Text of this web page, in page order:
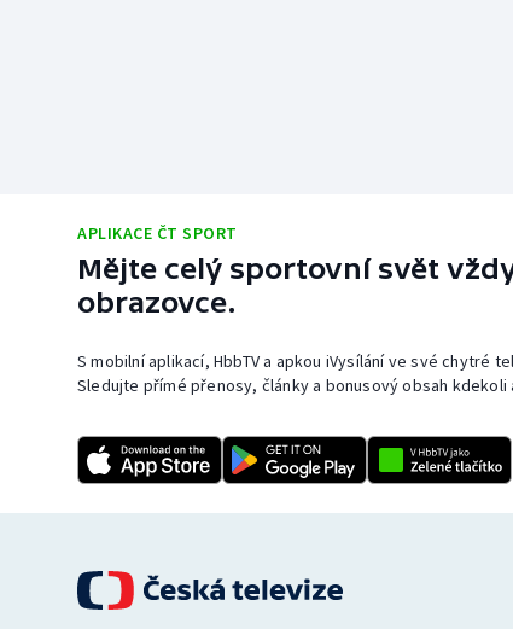
APLIKACE ČT SPORT
Mějte celý sportovní svět
obrazovce.
S mobilní aplikací, HbbTV a apkou iVysílání ve své chytré
Sledujte přímé přenosy, články a bonusový obsah kdekoli